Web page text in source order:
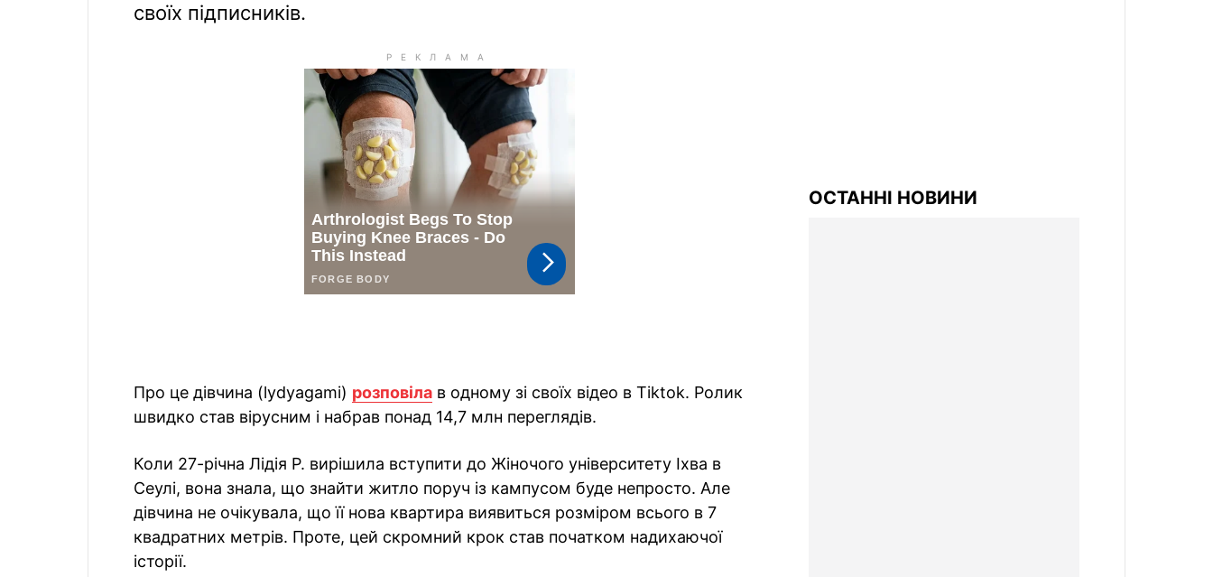
своїх підписників.
Про це дівчина (lydyagami) розповіла в одному зі своїх відео в Tiktok. Ролик
швидко став вірусним і набрав понад 14,7 млн переглядів.
Коли 27-річна Лідія Р. вирішила вступити до Жіночого університету Іхва в
Сеулі, вона знала, що знайти житло поруч із кампусом буде непросто. Але
дівчина не очікувала, що її нова квартира виявиться розміром всього в 7
квадратних метрів. Проте, цей скромний крок став початком надихаючої
історії.
ОСТАННІ НОВИНИ